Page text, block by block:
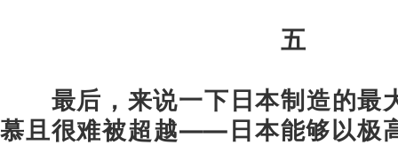
五
最后，来说一下日本制造的最
慕且很难被超越——日本能够以极